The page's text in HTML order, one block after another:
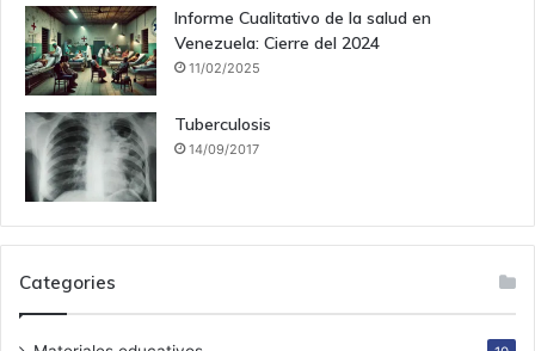
Informe Cualitativo de la salud en
Venezuela: Cierre del 2024
11/02/2025
Tuberculosis
14/09/2017
Categories